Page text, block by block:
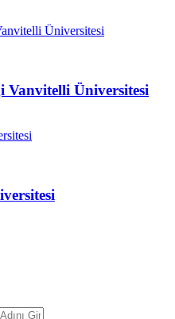
Vanvitelli Üniversitesi